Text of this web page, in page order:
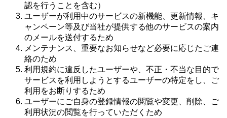
認を行うことを含む）
ユーザーが利用中のサービスの新機能、更新情報、キ
ャンペーン等及び当社が提供する他のサービスの案内
のメールを送付するため
メンテナンス、重要なお知らせなど必要に応じたご連
絡のため
利用規約に違反したユーザーや、不正・不当な目的で
サービスを利用しようとするユーザーの特定をし、ご
利用をお断りするため
ユーザーにご自身の登録情報の閲覧や変更、削除、ご
利用状況の閲覧を行っていただくため